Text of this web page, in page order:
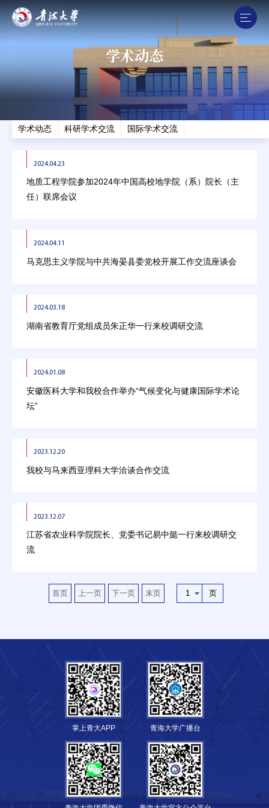
学术动态
学术动态 科研学术交流 国际学术交流
2024.04.23
地质工程学院参加2024年中国高校地学院（系）院长（主
任）联席会议
2024.04.11
马克思主义学院与中共海晏县委党校开展工作交流座谈会
2024.03.18
湖南省教育厅党组成员朱正华一行来校调研交流
2024.01.08
安徽医科大学和我校合作举办“气候变化与健康国际学术论
坛”
2023.12.20
我校与马来西亚理科大学洽谈合作交流
2023.12.07
江苏省农业科学院院长、党委书记易中懿一行来校调研交
流
首页 上一页 下一页 末页 1 页
掌上青大APP 青海大学广播台